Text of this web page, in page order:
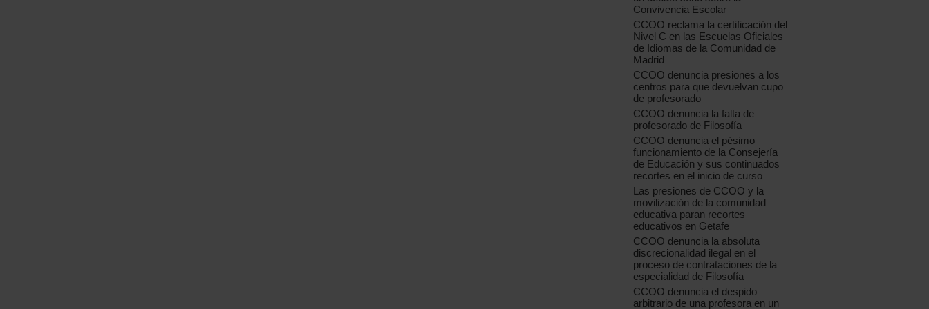
Convivencia Escolar
CCOO reclama la certificación del
Nivel C en las Escuelas Oficiales
de Idiomas de la Comunidad de
Madrid
CCOO denuncia presiones a los
centros para que devuelvan cupo
de profesorado
CCOO denuncia la falta de
profesorado de Filosofía
CCOO denuncia el pésimo
funcionamiento de la Consejería
de Educación y sus continuados
recortes en el inicio de curso
Las presiones de CCOO y la
movilización de la comunidad
educativa paran recortes
educativos en Getafe
CCOO denuncia la absoluta
discrecionalidad ilegal en el
proceso de contrataciones de la
especialidad de Filosofía
CCOO denuncia el despido
arbitrario de una profesora en un